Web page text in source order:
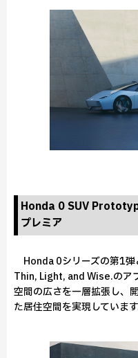
Honda 0 SUV
プレミア
Honda 0シリーズの第1弾
Thin, Light, and Wise.のア
空間の広さを一層拡張し、
た居住空間を実現しています